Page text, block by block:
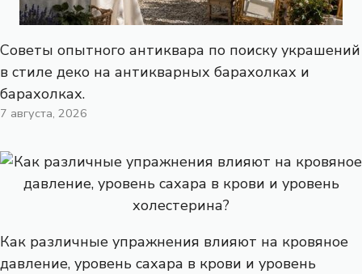
Советы опытного антиквара по поиску украшений
в стиле деко на антикварных барахолках и
барахолках.
7 августа, 2026
Как различные упражнения влияют на кровяное
давление, уровень сахара в крови и уровень